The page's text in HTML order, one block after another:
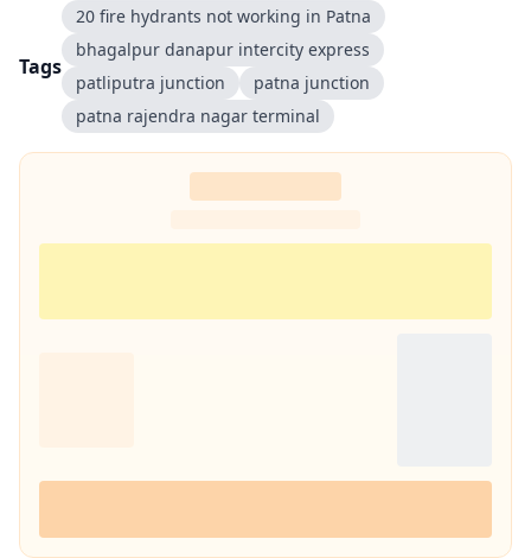
Tags
20 fire hydrants not working in Patna
bhagalpur danapur intercity express
patliputra junction
patna junction
patna rajendra nagar terminal